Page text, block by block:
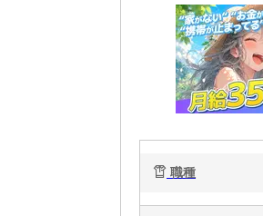
職種